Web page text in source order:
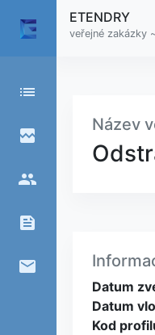
list
broken_image
people
feed
email
ETENDRY
veřejné zakázky
Název
Datum
Datum
Kod